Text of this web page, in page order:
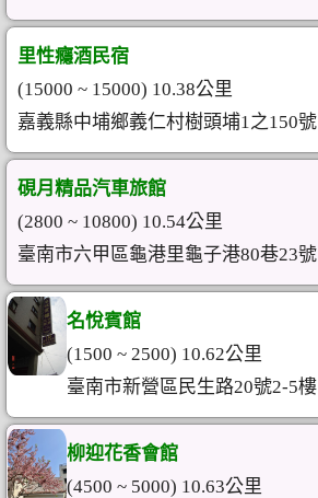
里性癮酒民宿
(15000 ~ 15000) 10.38公里
嘉義縣中埔鄉義仁村樹頭埔1之150號
硯月精品汽車旅館
(2800 ~ 10800) 10.54公里
臺南市六甲區龜港里龜子港80巷23號
名悅賓館
(1500 ~ 2500) 10.62公里
臺南市新營區民生路20號2-5樓
柳迎花香會館
(4500 ~ 5000) 10.63公里